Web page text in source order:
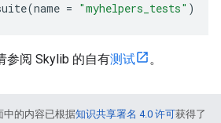
(name = "myhelpers_tests" )
参阅 Skylib 的自有测试 。
中的内容已根据知识共享署名 4.0 许可获得了